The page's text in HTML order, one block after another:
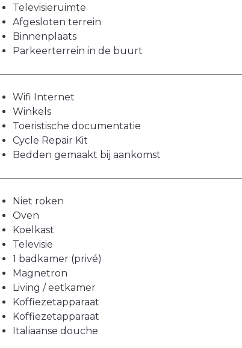
Televisieruimte
Afgesloten terrein
Binnenplaats
Parkeerterrein in de buurt
Wifi Internet
Winkels
Toeristische documentatie
Cycle Repair Kit
Bedden gemaakt bij aankomst
Niet roken
Oven
Koelkast
Televisie
1 badkamer (privé)
Magnetron
Living / eetkamer
Koffiezetapparaat
Koffiezetapparaat
Italiaanse douche